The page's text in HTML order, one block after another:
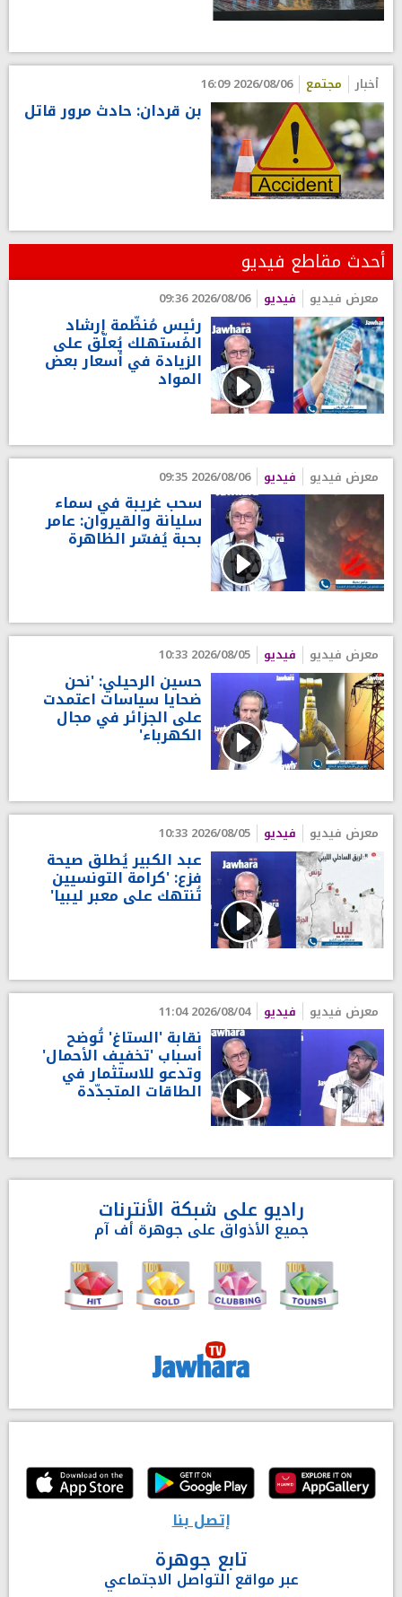
أخبار مجتمع 2026/08/06 16:09
بن قردان: حادث مرور قاتل
أحدث مقاطع فيديو
معرض فيديو فيديو 2026/08/06 09:36
رئيس مُنظّمة إرشاد
المُستهلك يُعلّق على
الزيادة في أسعار بعض
المواد
معرض فيديو فيديو 2026/08/06 09:35
سحب غريبة في سماء
سليانة والقيروان: عامر
بحبة يُفسّر الظاهرة
معرض فيديو فيديو 2026/08/05 10:33
حسين الرحيلي: 'نحن
ضحايا سياسات اعتمدت
على الجزائر في مجال
الكهرباء'
معرض فيديو فيديو 2026/08/05 10:33
عبد الكبير يُطلق صيحة
فزع: 'كرامة التونسيين
تُنتهك على معبر ليبيا'
معرض فيديو فيديو 2026/08/04 11:04
نقابة 'الستاغ' تُوضح
أسباب 'تخفيف الأحمال'
وتدعو للاستثمار في
الطاقات المتجدّدة
راديو على شبكة الأنترنات
جميع الأذواق على جوهرة أف آم
إتصل بنا
تابع جوهرة
عبر مواقع التواصل الاجتماعي